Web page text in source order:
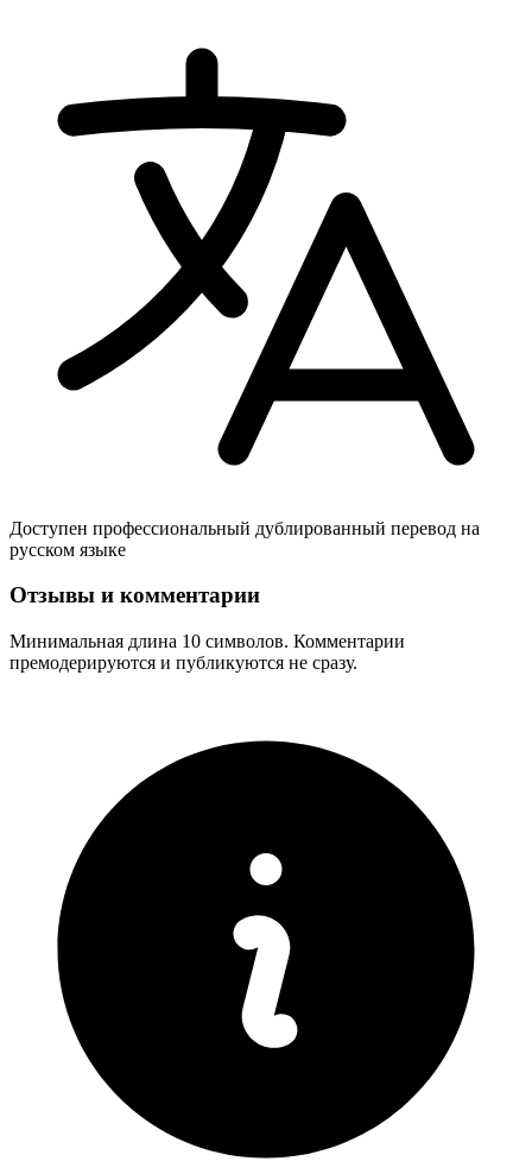
Доступен профессиональный дублированный перевод на
русском языке
Отзывы и комментарии
Минимальная длина 10 символов. Комментарии
премодерируются и публикуются не сразу.